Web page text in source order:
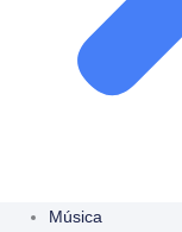
Música